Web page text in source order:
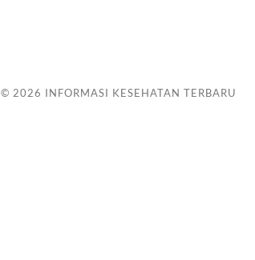
© 2026 INFORMASI KESEHATAN TERBARU